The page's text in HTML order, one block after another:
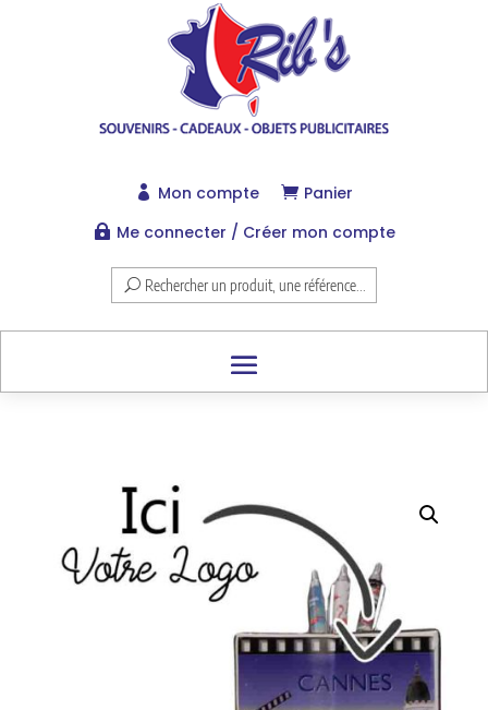
 Mon compte  Panier
 Me connecter / Créer mon compte
Rechercher un produit, une référence...